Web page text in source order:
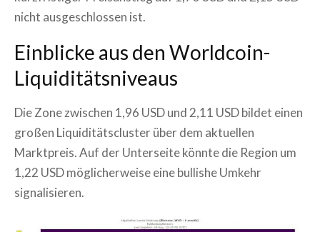
nicht ausgeschlossen ist.
Einblicke aus den Worldcoin-
Liquiditätsniveaus
Die Zone zwischen 1,96 USD und 2,11 USD bildet einen
großen Liquiditätscluster über dem aktuellen
Marktpreis. Auf der Unterseite könnte die Region um
1,22 USD möglicherweise eine bullishe Umkehr
signalisieren.